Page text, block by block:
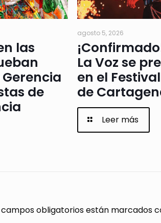
las
de
agosto 5, 2026
La Voz se
en el
de
Leer más
campos obligatorios están marcados